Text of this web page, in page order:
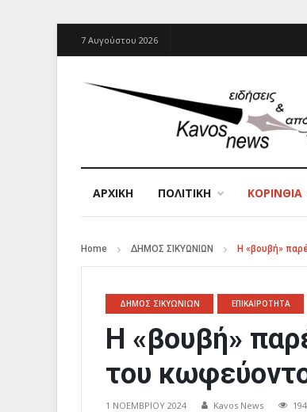
7 Αυγούστου 2026
ΑΡΧΙΚΉ ΠΟΛΙΤΙΚΗ ΚΟΡΙΝΘΙΑ
Home ΔΗΜΟΣ ΣΙΚΥΩΝΙΩΝ Η «βουβή»
ΔΗΜΟΣ ΣΙΚΥΩΝΙΩΝ ΕΠΙΚΑΙΡΟΤΗΤΑ
Η «βουβή»
του
1 ΝΟΕΜΒΡΊΟΥ 2024 Kavos News